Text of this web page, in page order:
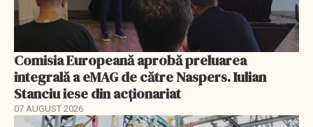
Comisia Europeană aprobă preluarea
integrală a eMAG de către Naspers. Iulian
Stanciu iese din acționariat
07 AUGUST 2026